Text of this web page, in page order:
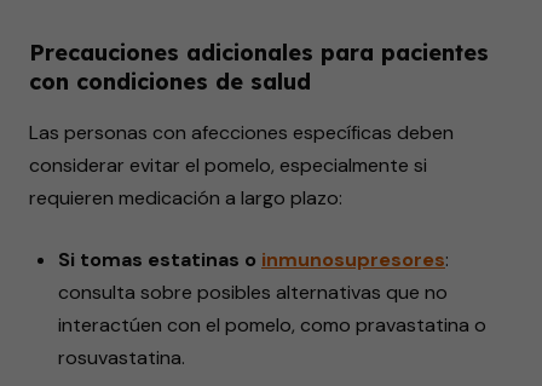
Precauciones adicionales para pacientes
con condiciones de salud
Las personas con afecciones específicas deben
considerar evitar el pomelo, especialmente si
requieren medicación a largo plazo:
Si tomas estatinas o inmunosupresores:
consulta sobre posibles alternativas que no
interactúen con el pomelo, como pravastatina o
rosuvastatina.